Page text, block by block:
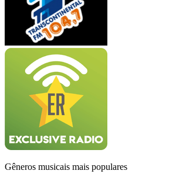
Gêneros musicais mais populares